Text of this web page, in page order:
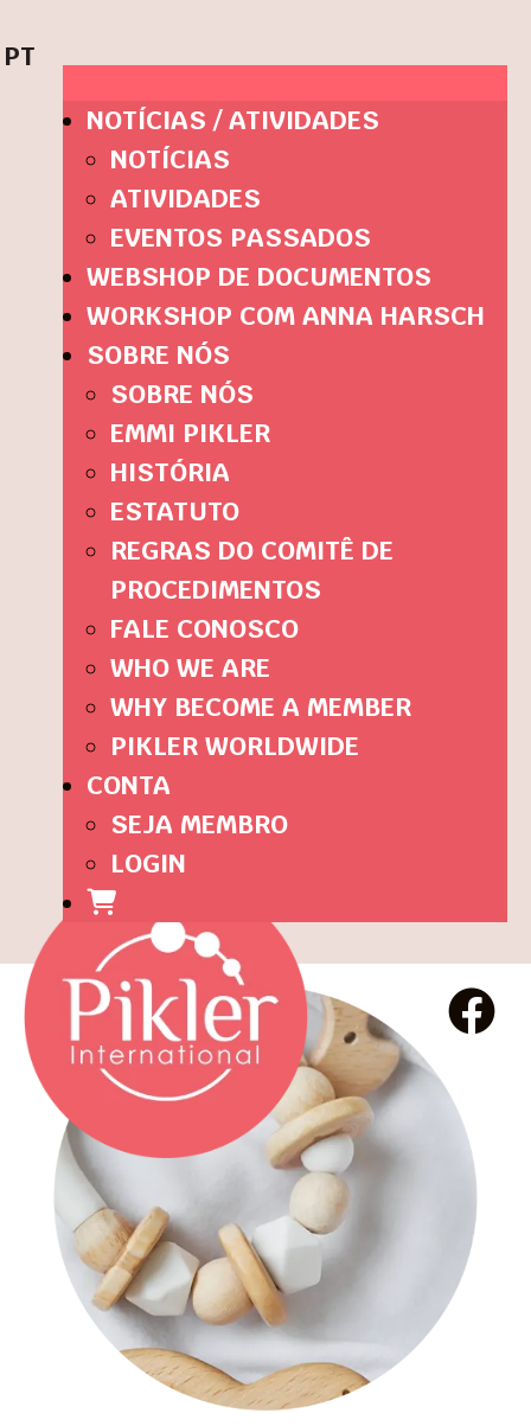
NOTÍCIAS / ATIVIDADES
NOTÍCIAS
ATIVIDADES
EVENTOS PASSADOS
WEBSHOP DE DOCUMENTOS
WORKSHOP COM ANNA HARSCH
SOBRE NÓS
SOBRE NÓS
EMMI PIKLER
HISTÓRIA
ESTATUTO
REGRAS DO COMITÊ DE
PROCEDIMENTOS
FALE CONOSCO
WHO WE ARE
WHY BECOME A MEMBER
PIKLER WORLDWIDE
CONTA
SEJA MEMBRO
LOGIN
PT